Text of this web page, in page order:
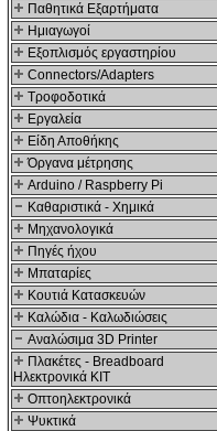
Παθητικά Εξαρτήματα
Hμιαγωγοί
Εξοπλισμός εργαστηρίου
Connectors/Adapters
Τροφοδοτικά
Εργαλεία
Είδη Αποθήκης
Όργανα μέτρησης
Arduino / Raspberry Pi
Καθαριστικά - Χημικά
Μηχανολογικά
Πηγές ήχου
Μπαταρίες
Κουτιά Κατασκευών
Καλώδια - Καλωδιώσεις
Αναλώσιμα 3D Printer
Πλακέτες - Breadboard
Ηλεκτρονικά ΚΙΤ
Οπτοηλεκτρονικά
Ψυκτικά